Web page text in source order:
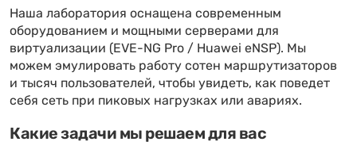
Наша лаборатория оснащена современным
оборудованием и мощными серверами для
виртуализации (EVE-NG Pro / Huawei eNSP). Мы
можем эмулировать работу сотен маршрутизаторов
и тысяч пользователей, чтобы увидеть, как поведет
себя сеть при пиковых нагрузках или авариях.
Какие задачи мы решаем для вас